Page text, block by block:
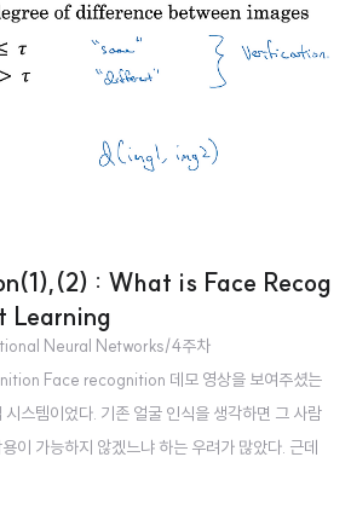
Goal of learning 만약 xi, xj가 동일한 사람의 사
거의 없을 것입니다. 반대로 동일한 사람이 아니라
겠죠. 물론 처음에는 그렇게 학습이 되어있지 않겠
로 학습하는 과정에서 동일한 사람과 다른 사람을
것입니다. 출처: Coursera, Convolutional Neur..
: What is Face Recog
Learning
Neural Networks/4주차
Face recognition 데모 영상을 보여주셨는
스템이었다. 기존 얼굴 인식을 생각하면 그 사람
이 가능하지 않겠느냐 하는 우려가 많았다. 근데
도 실물인지 아닌지를 구분하는 기능이 존재했다.